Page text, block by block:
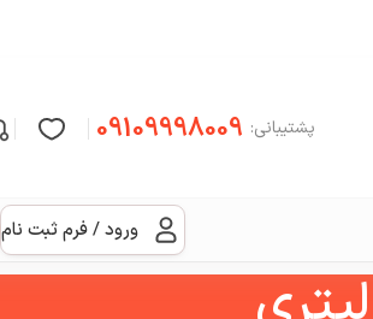
پشتیبانی: 09109998009
ورود / فرم ثبت نام